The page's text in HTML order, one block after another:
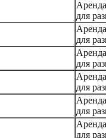
для
для
для
для
для
для